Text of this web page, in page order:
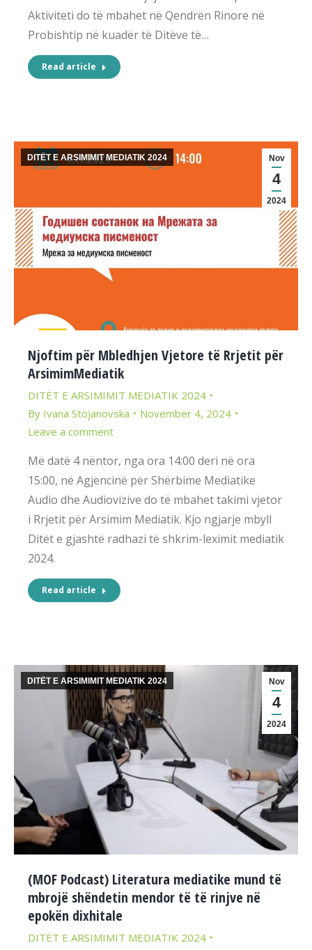
Aktiviteti do të mbahet në Qendrën Rinore në
Probishtip në kuadër të Ditëve të…
Read article
Nov
4
2024
DITËT E ARSIMIMIT MEDIATIK 2024
Njoftim për Mbledhjen Vjetore të Rrjetit për
ArsimimMediatik
DITËT E ARSIMIMIT MEDIATIK 2024
By Ivana Stojanovska
November 4, 2024
Leave a comment
Më datë 4 nëntor, nga ora 14:00 deri në ora
15:00, në Agjencinë për Shërbime Mediatike
Audio dhe Audiovizive do të mbahet takimi vjetor
i Rrjetit për Arsimim Mediatik. Kjo ngjarje mbyll
Ditët e gjashtë radhazi të shkrim-leximit mediatik
2024.
Read article
Nov
4
2024
DITËT E ARSIMIMIT MEDIATIK 2024
(MOF Podcast) Literatura mediatike mund të
mbrojë shëndetin mendor të të rinjve në
epokën dixhitale
DITËT E ARSIMIMIT MEDIATIK 2024